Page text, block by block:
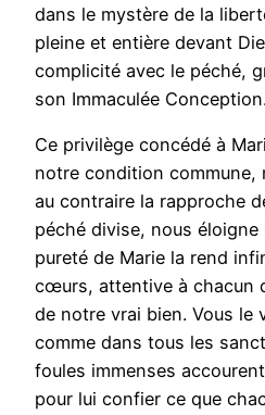
dans le mystère de la
pleine et entière devant
complicité avec le péché,
son Immaculée
Ce privilège concédé à
notre condition commune,
au contraire la rapproche
péché divise, nous
pureté de Marie la rend
cœurs, attentive à chacun
de notre vrai bien. Vous le
comme dans tous les
foules immenses
pour lui confier ce que